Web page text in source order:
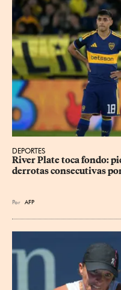
DEPORTES
River Plate toca fondo:
derrotas consecutivas
Por AFP